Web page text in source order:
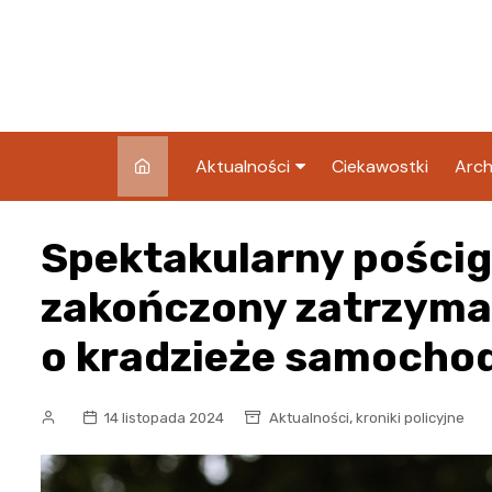
Aktualności
Blog
Ciekawostki
Spektakularny
zakończony
o kradzieże
14 listopada 2024 Aktualności, kroniki policyjne